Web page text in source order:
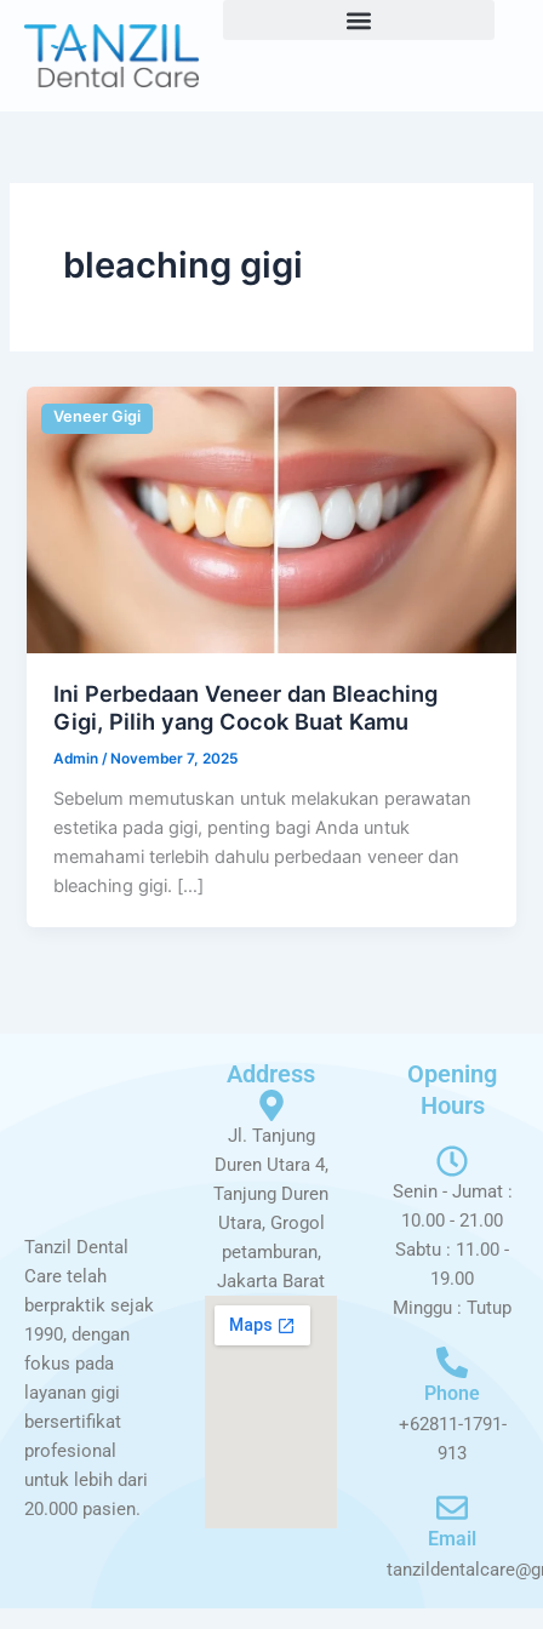
content
bleaching gigi
Veneer Gigi
Ini Perbedaan Veneer dan Bleaching
Gigi, Pilih yang Cocok Buat Kamu
Admin/ November 7, 2025
Sebelum memutuskan untuk melakukan perawatan
estetika pada gigi, penting bagi Anda untuk
memahami terlebih dahulu perbedaan veneer dan
bleaching gigi. […]
Tanzil Dental
Care telah
berpraktik sejak
1990, dengan
fokus pada
layanan gigi
bersertifikat
profesional
untuk lebih dari
20.000 pasien.
Address
Jl. Tanjung
Duren Utara 4,
Tanjung Duren
Utara, Grogol
petamburan,
Jakarta Barat
Opening
Hours
Senin - Jumat :
10.00 - 21.00
Sabtu : 11.00 -
19.00
Minggu : Tutup
Phone
+62811-1791-
913
Email